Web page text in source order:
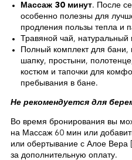
Массаж 30 минут. После
особенно полезны для
продления пользы тепла и
Травяной чай, натуральный
Полный комплект для
шапку, простыни,
костюм и тапочки для
пребывания в бане.
Не рекомендуется для
Во время бронирования вы
на Массаж 60 мин или
или обертывание с Алое Вера [
за дополнительную оплату.